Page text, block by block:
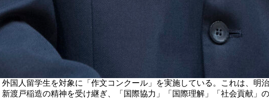
国人留学生を対象に「作文コンクール」を実施している。これは、
渡戸稲造の精神を受け継ぎ、「国際協力」「国際理解」「社会貢献